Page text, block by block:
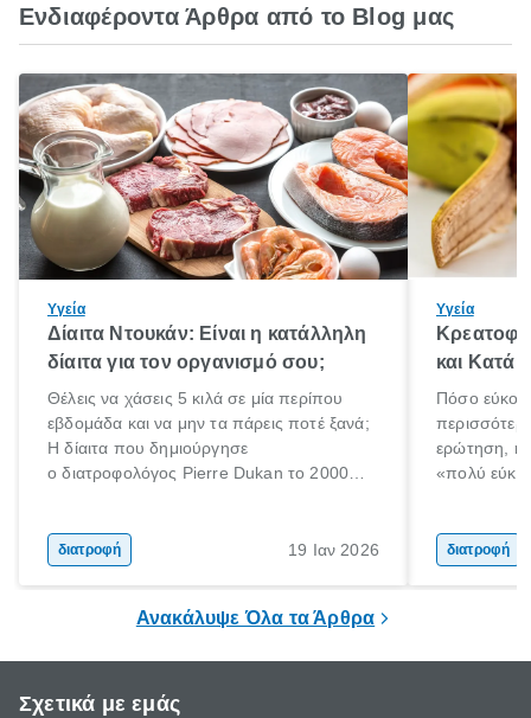
Ενδιαφέροντα Άρθρα από το Blog μας
Υγεία
Δίαιτα Ντουκάν: Είναι η κατάλληλη
δίαιτα για τον οργανισμό σου;
Θέλεις να χάσεις 5 κιλά σε μία περίπου
εβδομάδα και να μην τα πάρεις ποτέ ξανά;
Η δίαιτα που δημιούργησε
ο διατροφολόγος Pierre Dukan το 2000
δημητριακά ολικής άλεσης, άφθονο νερό,
και ένας ημερήσιος περίπατος 20 λεπτών
διατροφή 19 Ιαν 2026
Υγεία
και Κατά
Πόσο
ερώτηση, η
«πολύ
ακόμα
γιατί θα
διατροφή
Ανακάλυψε Όλα τα Άρθρα
Σχετικά με εμάς